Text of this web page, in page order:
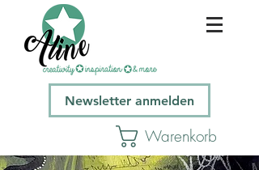
Newsletter anmelden
Warenkorb